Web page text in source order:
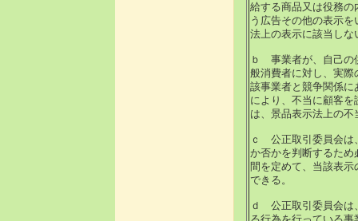
給する商品又は役務
う広告その他の表示
法上の表示に該当しな
ｂ 事業者が、自己の
般消費者に対し、実
該事業者と競争関係
により、不当に顧客
は、景品表示法上の
ｃ 公正取引委員会は
か否かを判断するた
間を定めて、当該表
できる。
ｄ 公正取引委員会は